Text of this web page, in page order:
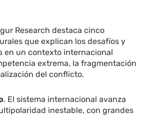
Research destaca cinco
que explican los desafíos y
en un contexto internacional
extrema, la fragmentación
del conflicto.
. El sistema internacional avanza
inestable, con grandes